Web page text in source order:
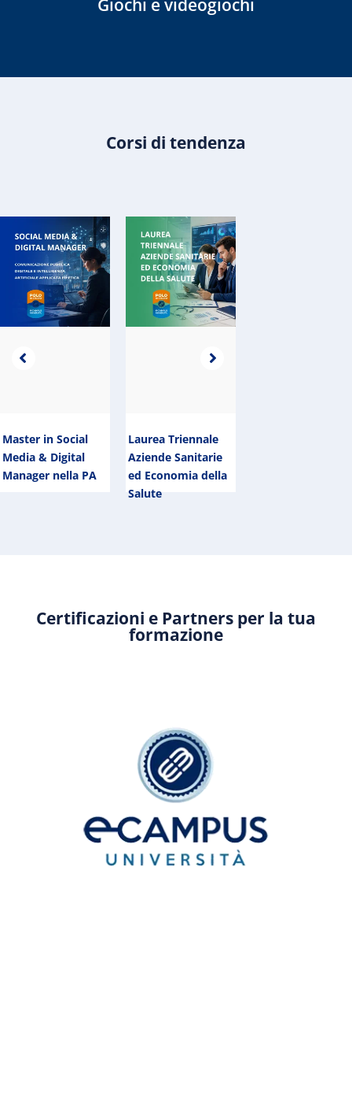
Giochi e videogiochi
Corsi di tendenza
Master in Social
Media & Digital
Manager nella PA
Laurea Triennale
Aziende Sanitarie
ed Economia della
Salute
Certificazioni e Partners per la tua
formazione